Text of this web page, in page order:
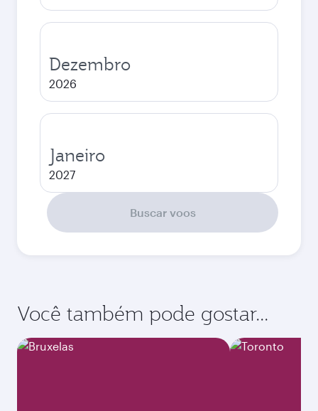
Dezembro
2026
Janeiro
2027
Buscar voos
Você também pode gostar...